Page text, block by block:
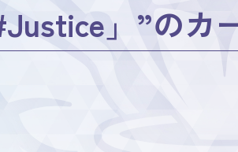
」”のカ